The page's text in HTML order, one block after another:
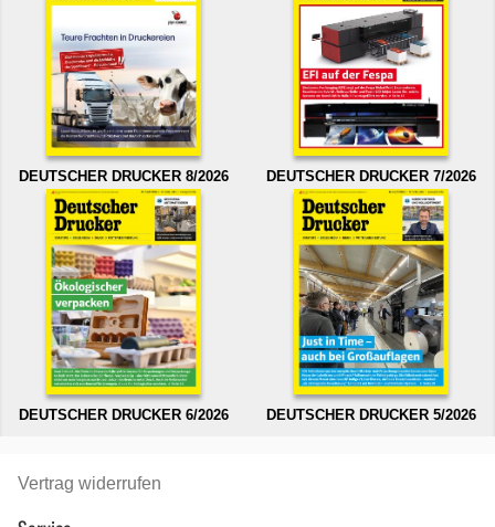
DEUTSCHER DRUCKER 8/2026 DEUTSCHER DRUCKER 7/2026
DEUTSCHER DRUCKER 6/2026 DEUTSCHER DRUCKER 5/2026
Vertrag widerrufen